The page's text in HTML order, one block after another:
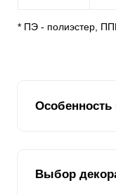
* ПЭ - полиэстер,
Модель «Ранчо»
стиле. Внешне
Выбор